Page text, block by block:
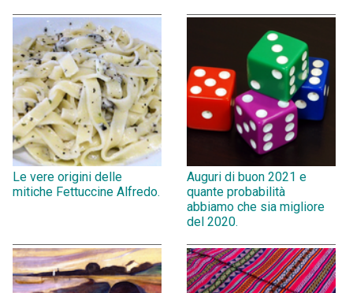
Le vere origini delle
mitiche Fettuccine Alfredo.
Auguri di buon 2021 e
quante probabilità
abbiamo che sia migliore
del 2020.